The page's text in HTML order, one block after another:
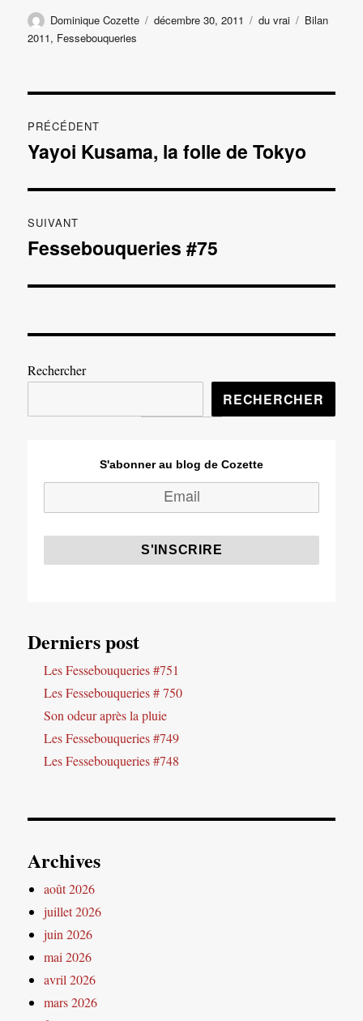
Auteur
Dominique Cozette
Publié
décembre 30, 2011 Catégories
du vrai Étiquettes
Bilan
2011, Fessebouqueries
de
PRÉCÉDENT
Publication
Yayoi Kusama, la folle de Tokyo
SUIVANT
Publication
Fessebouqueries #75
Rechercher
RECHERCHER
S'abonner au blog de Cozette
Derniers post
Les Fessebouqueries #751
Les Fessebouqueries # 750
Son odeur après la pluie
Les Fessebouqueries #749
Les Fessebouqueries #748
Archives
août 2026
juillet 2026
juin 2026
mai 2026
avril 2026
mars 2026